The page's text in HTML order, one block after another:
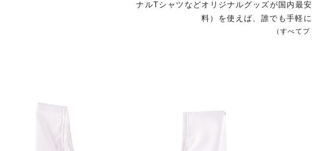
ナルTシャツなどオリジナルグッズが国内最
料）を使えば、誰でも手軽
（すべて